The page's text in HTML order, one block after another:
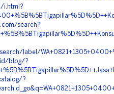
i.html?
search?
label/
id/blog/?
?